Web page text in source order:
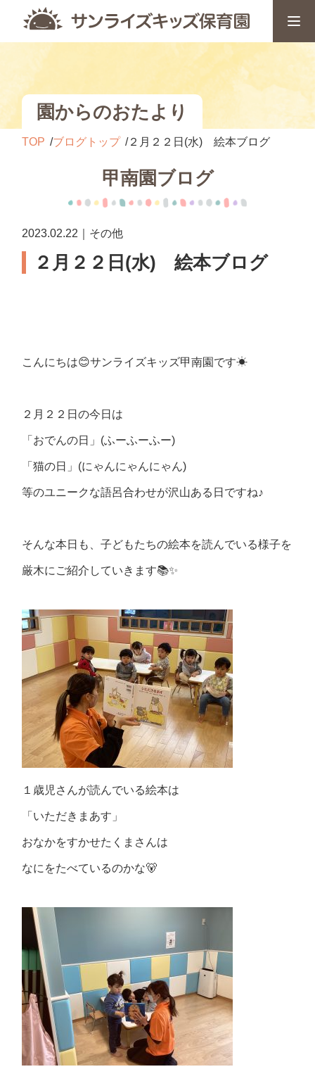
園からのおたより
TOP ブログトップ ２月２２日(水) 絵本ブログ
甲南園ブログ
2023.02.22｜その他
２月２２日(水) 絵本ブログ
こんにちは😊サンライズキッズ甲南園です☀
２月２２日の今日は
「おでんの日」(ふーふーふー)
「猫の日」(にゃんにゃんにゃん)
等のユニークな語呂合わせが沢山ある日ですね♪
そんな本日も、子どもたちの絵本を読んでいる様子を
厳木にご紹介していきます📚✨
１歳児さんが読んでいる絵本は
「いただきまあす」
おなかをすかせたくまさんは
なにをたべているのかな🐻